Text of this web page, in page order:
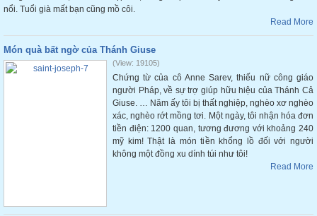
nổi. Tuổi già mất bạn cũng mồ côi.
Read More
Món quà bất ngờ của Thánh Giuse
(View: 19105)
Chứng từ của cô Anne Sarev, thiếu nữ công giáo
người Pháp, về sự trợ giúp hữu hiệu của Thánh Cả
Giuse. … Năm ấy tôi bị thất nghiệp, nghèo xơ nghèo
xác, nghèo rớt mồng tơi. Một ngày, tôi nhận hóa đơn
tiền điện: 1200 quan, tương đương với khoảng 240
mỹ kim! Thật là món tiền khổng lồ đối với người
không một đồng xu dính túi như tôi!
Read More